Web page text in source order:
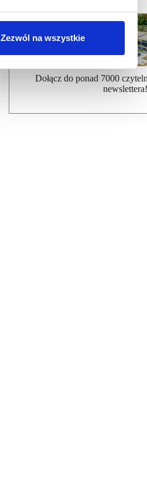
Zezwól na wszystkie
Dołącz do ponad 7000
newslettera!